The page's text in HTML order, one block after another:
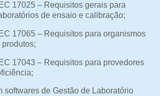
17025 – Requisitos gerais para
de ensaio e calibração;
17065 – Requisitos para organismos
17043 – Requisitos para provedores
softwares de Gestão de Laboratório